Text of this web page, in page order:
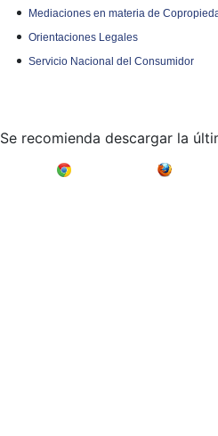
Mediaciones en materia de
Orientaciones Legales
Servicio Nacional del Consumidor
Se recomienda descargar la